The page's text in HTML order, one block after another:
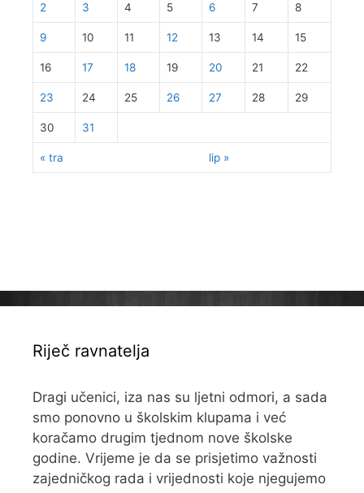
« tra lip »
2 3 4 5 6 7 8
9 10 11 12 13 14 15
16 17 18 19 20 21 22
23 24 25 26 27 28 29
30 31
Riječ ravnatelja
Dragi učenici, iza nas su ljetni odmori, a sada
smo ponovno u školskim klupama i već
koračamo drugim tjednom nove školske
godine. Vrijeme je da se prisjetimo važnosti
zajedničkog rada i vrijednosti koje njegujemo